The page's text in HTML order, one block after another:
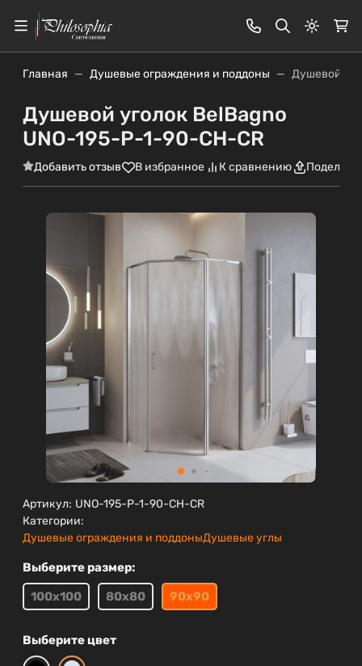
Главная Душевые ограждения и поддоны Душевой
Душевой уголок BelBagno
UNO-195-P-1-90-CH-CR
Добавить отзыв В избранное К сравнению
Артикул: UNO-195-P-1-90-CH-CR
Категории:
Душевые ограждения и поддоныДушевые углы
Выберите размер:
100х100
80х80 90х90
Выберите цвет